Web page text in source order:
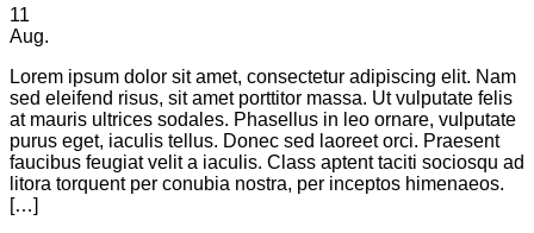
11
Aug.
Lorem ipsum dolor sit amet, consectetur adipiscing elit. Nam
sed eleifend risus, sit amet porttitor massa. Ut vulputate felis
at mauris ultrices sodales. Phasellus in leo ornare, vulputate
purus eget, iaculis tellus. Donec sed laoreet orci. Praesent
faucibus feugiat velit a iaculis. Class aptent taciti sociosqu ad
litora torquent per conubia nostra, per inceptos himenaeos.
[…]